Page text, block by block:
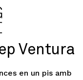
Ventura
en un pis amb